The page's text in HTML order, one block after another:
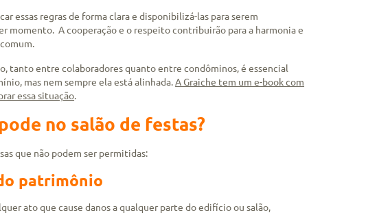
essas regras de forma clara e disponibilizá-las para serem
momento. A cooperação e o respeito contribuirão para a harmonia e
tanto entre colaboradores quanto entre condôminos, é essencial
mas nem sempre ela está alinhada.A Graiche tem um e-book com
essa situação.
no salão de festas?
que não podem ser permitidas:
patrimônio
ato que cause danos a qualquer parte do edifício ou salão,